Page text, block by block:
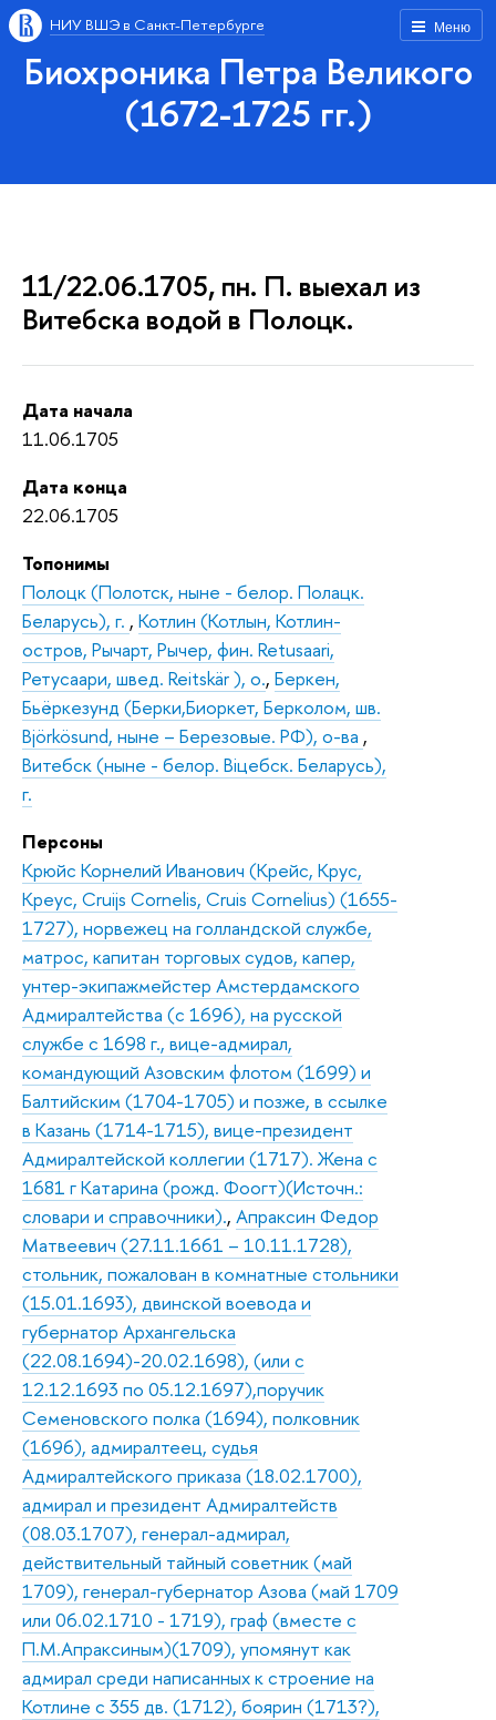
Меню
НИУ ВШЭ в Санкт-Петербурге
Биохроника Петра Великого
(1672-1725 гг.)
11/22.06.1705, пн. П. выехал из
Витебска водой в Полоцк.
Дата начала
11.06.1705
Дата конца
22.06.1705
Топонимы
Полоцк (Полотск, ныне - белор. Полацк.
Беларусь), г. , Котлин (Котлын, Котлин-
остров, Рычарт, Рычер, фин. Retusaari,
Ретусаари, швед. Reitskär ), о., Беркен,
Бьёркезунд (Берки,Биоркет, Берколом, шв.
Björkösund, ныне – Березовые. РФ), о-ва ,
Витебск (ныне - белор. Вiцебск. Беларусь),
г.
Персоны
Крюйс Корнелий Иванович (Крейс, Крус,
Креус, Cruijs Cornelis, Cruis Cornelius) (1655-
1727), норвежец на голландской службе,
матрос, капитан торговых судов, капер,
унтер-экипажмейстер Амстердамского
Адмиралтейства (с 1696), на русской
службе с 1698 г., вице-адмирал,
командующий Азовским флотом (1699) и
Балтийским (1704-1705) и позже, в ссылке
в Казань (1714-1715), вице-президент
Адмиралтейской коллегии (1717). Жена с
1681 г Катарина (рожд. Фоогт)(Источн.:
словари и справочники)., Апраксин Федор
Матвеевич (27.11.1661 – 10.11.1728),
стольник, пожалован в комнатные стольники
(15.01.1693), двинской воевода и
губернатор Архангельска
(22.08.1694)-20.02.1698), (или с
12.12.1693 по 05.12.1697),поручик
Семеновского полка (1694), полковник
(1696), адмиралтеец, судья
Адмиралтейского приказа (18.02.1700),
адмирал и президент Адмиралтейств
(08.03.1707), генерал-адмирал,
действительный тайный советник (май
1709), генерал-губернатор Азова (май 1709
или 06.02.1710 - 1719), граф (вместе с
П.М.Апраксиным)(1709), упомянут как
адмирал среди написанных к строение на
Котлине с 355 дв. (1712), боярин (1713?),